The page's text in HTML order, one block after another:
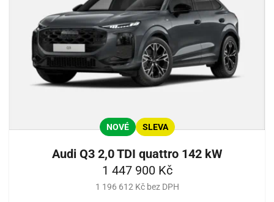
NOVÉ SLEVA
Audi Q3 2,0 TDI quattro 142 kW
1 447 900 Kč
1 196 612 Kč bez DPH